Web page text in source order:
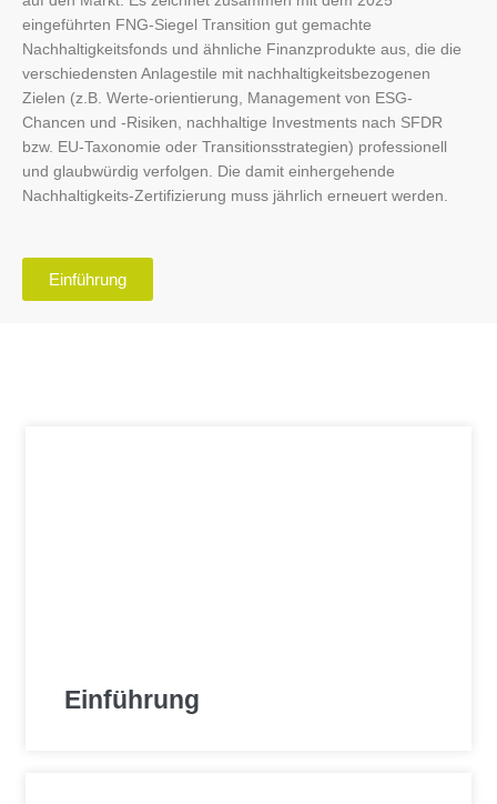
eingeführten FNG-Siegel Transition gut gemachte
Nachhaltigkeitsfonds und ähnliche Finanzprodukte aus, die die
verschiedensten Anlagestile mit nachhaltigkeitsbezogenen
Zielen (z.B. Werte-orientierung, Management von ESG-
Chancen und -Risiken, nachhaltige Investments nach SFDR
bzw. EU-Taxonomie oder Transitionsstrategien) professionell
und glaubwürdig verfolgen. Die damit einhergehende
Nachhaltigkeits-Zertifizierung muss jährlich erneuert werden.
Einführung
Einführung